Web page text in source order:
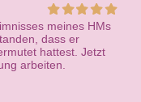
meines HMs
dass er
hattest. Jetzt
arbeiten.